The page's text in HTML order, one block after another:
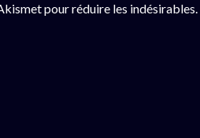
pour réduire les indésirables.